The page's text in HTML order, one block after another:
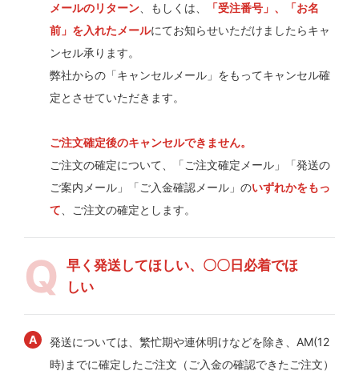
メールのリターン 、もしくは、
「受注番号」、「お名
前」を入れたメールにてお知らせいただけましたらキャ
ンセル承ります。
弊社からの「キャンセルメール」をもってキャンセル確
定とさせていただきます。
ご注文確定後のキャンセルできません。
ご注文の確定について、「ご注文確定メール」「発送の
ご案内メール」「ご入金確認メール」のいずれかをもっ
て 、ご注文の確定とします。
早く発送してほしい、〇〇日必着でほ
しい
発送については、繁忙期や連休明けなどを除き、AM(12
時)までに確定したご注文（ご入金の確認できたご注文）